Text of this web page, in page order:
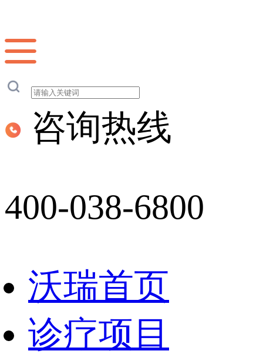
咨询热线
400-038-6800
沃瑞首页
诊疗项目